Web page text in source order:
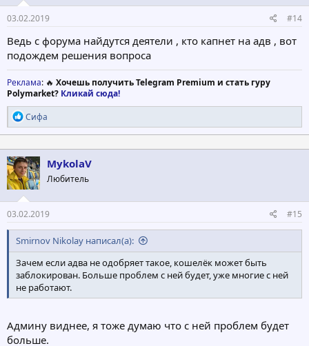
03.02.2019 #14
Ведь с форума найдутся деятели , кто капнет на адв , вот
подождем решения вопроса
Реклама: 🔥 Хочешь получить Telegram Premium и стать гуру
Polymarket? Кликай сюда!
Р
е
а
к
ц
и
и
:
Сифа
MykolaV
Любитель
03.02.2019 #15
Smirnov Nikolay написал(а):
Зачем если адва не одобряет такое, кошелёк может быть
заблокирован. Больше проблем с ней будет, уже многие с ней
не работают.
Админу виднее, я тоже думаю что с ней проблем будет
больше.